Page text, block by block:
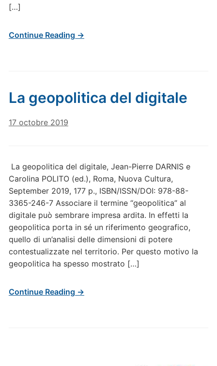
[…]
Continue Reading →
La geopolitica del digitale
17 octobre 2019
La geopolitica del digitale, Jean-Pierre DARNIS e
Carolina POLITO (ed.), Roma, Nuova Cultura,
September 2019, 177 p., ISBN/ISSN/DOI: 978-88-
3365-246-7 Associare il termine “geopolitica” al
digitale può sembrare impresa ardita. In effetti la
geopolitica porta in sé un riferimento geografico,
quello di un’analisi delle dimensioni di potere
contestualizzate nel territorio. Per questo motivo la
geopolitica ha spesso mostrato […]
Continue Reading →